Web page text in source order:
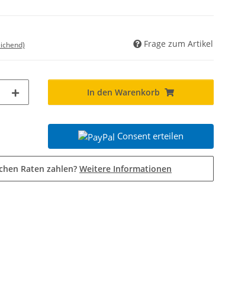
Frage zum Artikel
In den Warenkorb
Consent erteilen
Raten zahlen? Weitere Informationen